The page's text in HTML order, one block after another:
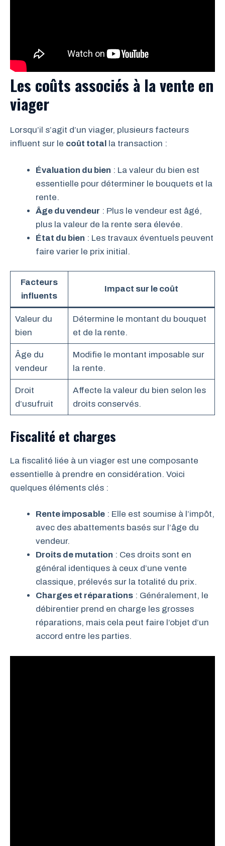
Les coûts associés à la vente en
viager
Lorsqu’il s’agit d’un viager, plusieurs facteurs
influent sur le coût total la transaction :
Évaluation du bien : La valeur du bien est
essentielle pour déterminer le bouquets et la
rente.
Âge du vendeur : Plus le vendeur est âgé,
plus la valeur de la rente sera élevée.
État du bien : Les travaux éventuels peuvent
faire varier le prix initial.
Facteurs
influents
Impact sur le coût
Valeur du
bien
Détermine le montant du bouquet
et de la rente.
Âge du
vendeur
Modifie le montant imposable sur
la rente.
Droit
d’usufruit
Affecte la valeur du bien selon les
droits conservés.
Fiscalité et charges
La fiscalité liée à un viager est une composante
essentielle à prendre en considération. Voici
quelques éléments clés :
Rente imposable : Elle est soumise à l’impôt,
avec des abattements basés sur l’âge du
vendeur.
Droits de mutation : Ces droits sont en
général identiques à ceux d’une vente
classique, prélevés sur la totalité du prix.
Charges et réparations : Généralement, le
débirentier prend en charge les grosses
réparations, mais cela peut faire l’objet d’un
accord entre les parties.